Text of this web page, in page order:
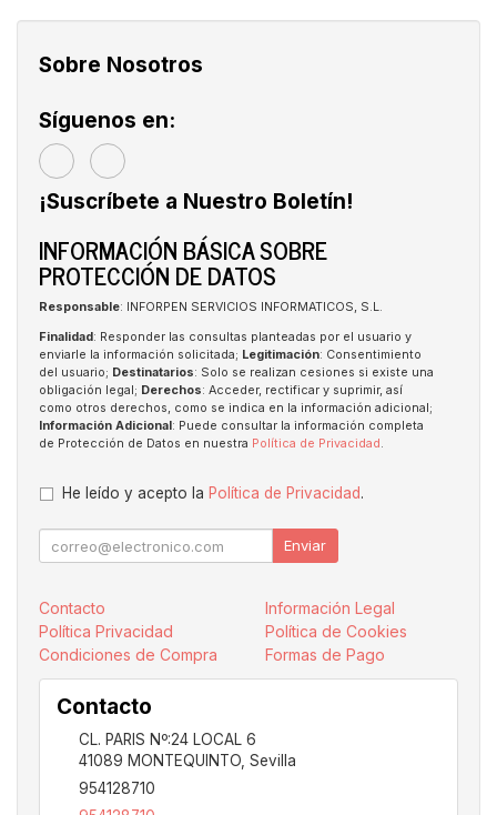
Sobre Nosotros
Síguenos en:
¡Suscríbete a Nuestro Boletín!
INFORMACIÓN BÁSICA SOBRE
PROTECCIÓN DE DATOS
Responsable: INFORPEN SERVICIOS INFORMATICOS, S.L.
Finalidad: Responder las consultas planteadas por el usuario y
enviarle la información solicitada; Legitimación: Consentimiento
del usuario; Destinatarios: Solo se realizan cesiones si existe una
obligación legal; Derechos: Acceder, rectificar y suprimir, así
como otros derechos, como se indica en la información adicional;
Información Adicional: Puede consultar la información completa
de Protección de Datos en nuestra Política de Privacidad.
He leído y acepto la Política de Privacidad.
Enviar
Contacto
Información Legal
Política Privacidad
Política de Cookies
Condiciones de Compra
Formas de Pago
Contacto
CL. PARIS Nº:24 LOCAL 6
41089 MONTEQUINTO Sevilla
954128710